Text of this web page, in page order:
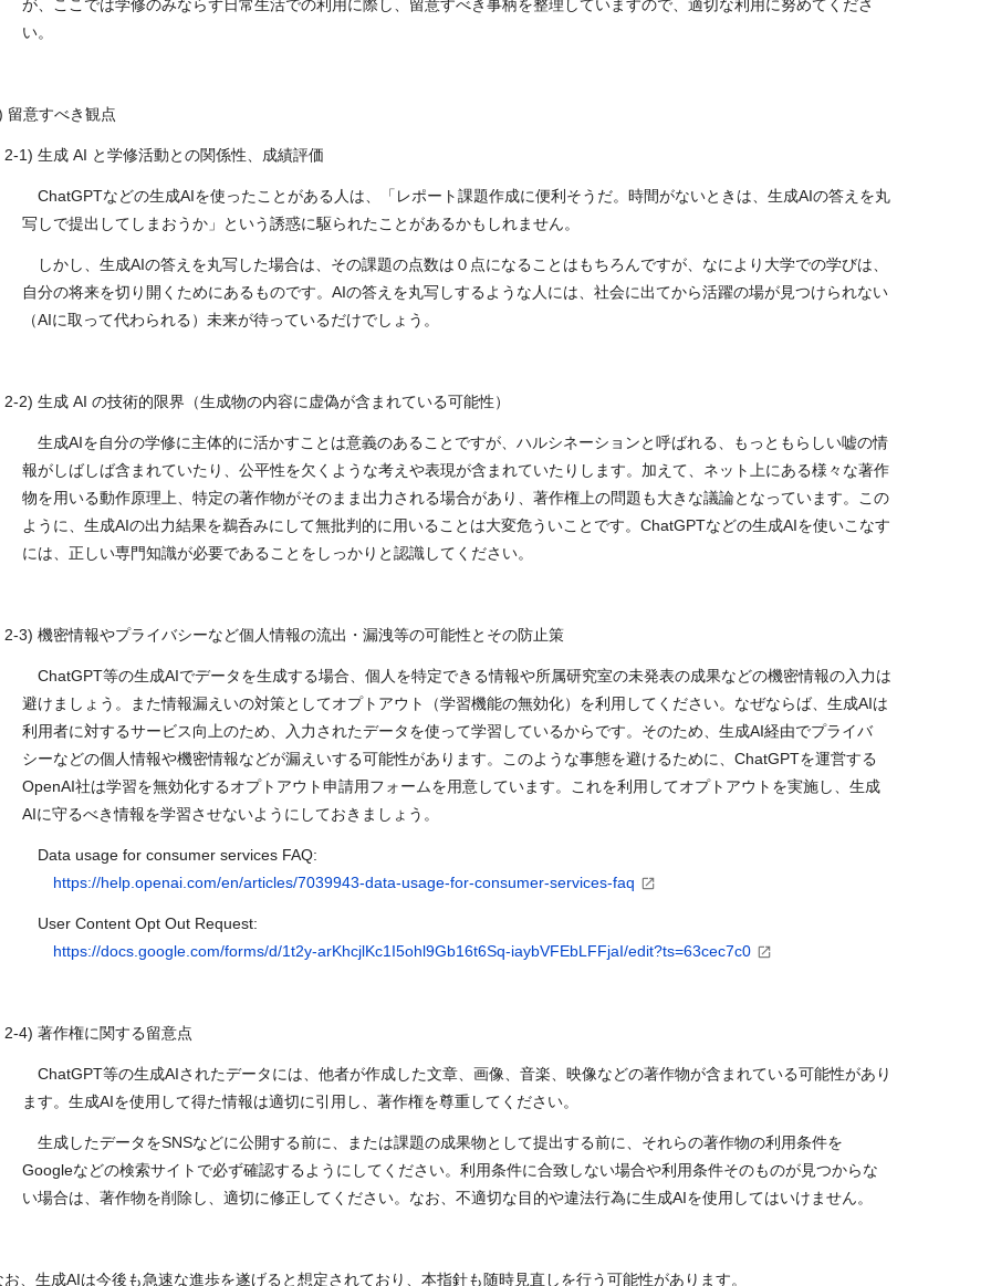
が、ここでは学修のみならず日常生活での利用に際し、留意すべき事柄を整理していますので、適切な利用に努めてくださ
い。
留意すべき観点
1)生成 AI と学修活動との関係性、成績評価
ChatGPTなどの生成AIを使ったことがある人は、「レポート課題作成に便利そうだ。時間がないときは、生成AIの答えを丸
写しで提出してしまおうか」という誘惑に駆られたことがあるかもしれません。
しかし、生成AIの答えを丸写した場合は、その課題の点数は０点になることはもちろんですが、なにより大学での学びは、
自分の将来を切り開くためにあるものです。AIの答えを丸写しするような人には、社会に出てから活躍の場が見つけられない
（AIに取って代わられる）未来が待っているだけでしょう。
2)生成 AIの技術的限界（生成物の内容に虚偽が含まれている可能性）
生成AIを自分の学修に主体的に活かすことは意義のあることですが、ハルシネーションと呼ばれる、もっともらしい嘘の情
報がしばしば含まれていたり、公平性を欠くような考えや表現が含まれていたりします。加えて、ネット上にある様々な著作
物を用いる動作原理上、特定の著作物がそのまま出力される場合があり、著作権上の問題も大きな議論となっています。この
ように、生成AIの出力結果を鵜呑みにして無批判的に用いることは大変危ういことです。ChatGPTなどの生成AIを使いこなす
には、正しい専門知識が必要であることをしっかりと認識してください。
3)機密情報やプライバシーなど個人情報の流出・漏洩等の可能性とその防止策
ChatGPT等の生成AIでデータを生成する場合、個人を特定できる情報や所属研究室の未発表の成果などの機密情報の入力は
避けましょう。また情報漏えいの対策としてオプトアウト（学習機能の無効化）を利用してください。なぜならば、生成AIは
利用者に対するサービス向上のため、入力されたデータを使って学習しているからです。そのため、生成AI経由でプライバ
シーなどの個人情報や機密情報などが漏えいする可能性があります。このような事態を避けるために、ChatGPTを運営する
OpenAI社は学習を無効化するオプトアウト申請用フォームを用意しています。これを利用してオプトアウトを実施し、生成
AIに守るべき情報を学習させないようにしておきましょう。
Data usage for consumer services FAQ:
https://help.openai.com/en/articles/7039943-data-usage-for-consumer-services-faq
User Content Opt Out Request:
https://docs.google.com/forms/d/1t2y-arKhcjlKc1I5ohl9Gb16t6Sq-iaybVFEbLFFjaI/edit?ts=63cec7c0
4)著作権に関する留意点
ChatGPT等の生成AIされたデータには、他者が作成した文章、画像、音楽、映像などの著作物が含まれている可能性があり
ます。生成AIを使用して得た情報は適切に引用し、著作権を尊重してください。
生成したデータをSNSなどに公開する前に、または課題の成果物として提出する前に、それらの著作物の利用条件を
Googleなどの検索サイトで必ず確認するようにしてください。利用条件に合致しない場合や利用条件そのものが見つからな
い場合は、著作物を削除し、適切に修正してください。なお、不適切な目的や違法行為に生成AIを使用してはいけません。
お、生成AIは今後も急速な進歩を遂げると想定されており、本指針も随時見直しを行う可能性があります。